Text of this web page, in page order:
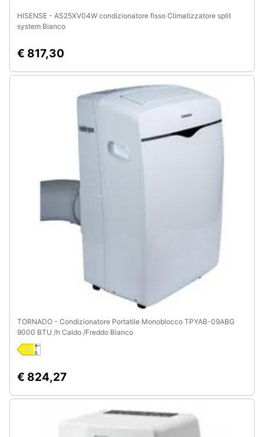
HISENSE - AS25XV04W condizionatore fisso Climatizzatore split
system Bianco
€ 817,30
TORNADO - Condizionatore Portatile Monoblocco TPYAB-09ABG
9000 BTU /h Caldo /Freddo Bianco
€ 824,27